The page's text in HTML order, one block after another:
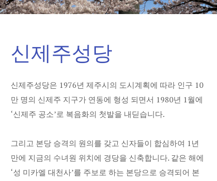
신제주성당
신제주성당은 1976년 제주시의 도시계획에 따라 인구 10
만 명의 신제주 지구가 연동에 형성 되면서 1980년 1월에
‘신제주 공소’로 복음화의 첫발을 내딛습니다.
그리고 본당 승격의 원의를 갖고 신자들이 합심하여 1년
만에 지금의 수녀원 위치에 경당을 신축합니다. 같은 해에
‘성 미카엘 대천사’를 주보로 하는 본당으로 승격되어 본